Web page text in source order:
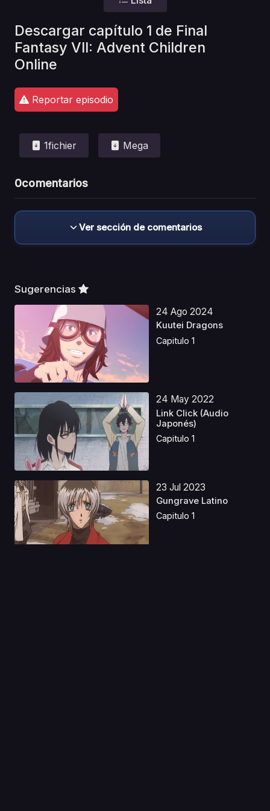
Descargar capítulo 1 de Final
Fantasy VII: Advent Children
Online
Reportar episodio
1fichier Mega
0comentarios
Ver sección de comentarios
Sugerencias
24 Ago 2024
Kuutei Dragons
Capitulo 1
24 May 2022
Link Click (Audio
Japonés)
Capitulo 1
23 Jul 2023
Gungrave Latino
Capitulo 1